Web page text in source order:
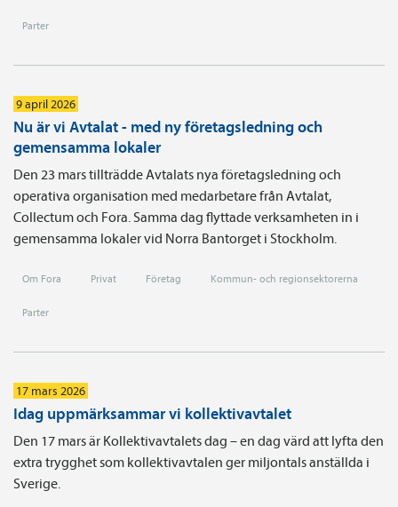
Parter
9 april 2026
Nu är vi Avtalat - med ny företagsledning och
gemensamma lokaler
Den 23 mars tillträdde Avtalats nya företagsledning och
operativa organisation med medarbetare från Avtalat,
Collectum och Fora. Samma dag flyttade verksamheten in i
gemensamma lokaler vid Norra Bantorget i Stockholm.
Om Fora Privat Företag Kommun- och regionsektorerna
Parter
17 mars 2026
Idag uppmärksammar vi kollektivavtalet
Den 17 mars är Kollektivavtalets dag – en dag värd att lyfta den
extra trygghet som kollektivavtalen ger miljontals anställda i
Sverige.